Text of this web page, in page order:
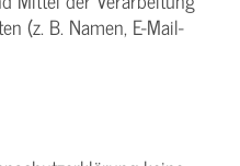
(z. B. Namen, E-Mail-